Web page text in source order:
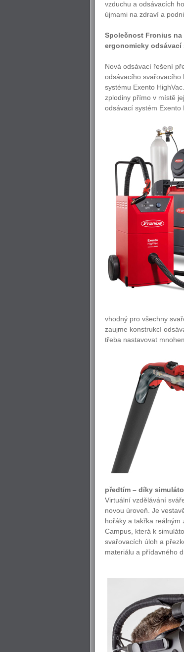
vzduchu a odsávacích
újmami na zdraví a
Společnost Fronius
ergonomicky odsávací
Nová odsávací řešení
odsávacího svařovacího
systému Exento
zplodiny přímo v místě
odsávací systém Exento
vhodný pro všechny
zaujme konstrukcí
třeba nastavovat
předtím – díky
Virtuální vzdělávání
novou úroveň. Je
hořáky a takřka reálným
Campus, která k
svařovacích úloh a
materiálu a přídavného